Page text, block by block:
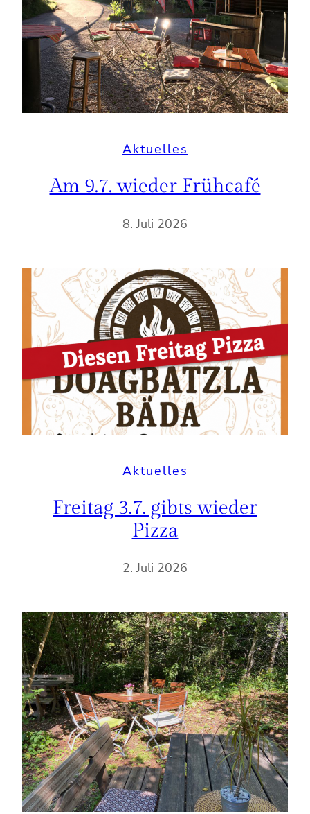
Aktuelles
Am 9.7. wieder Frühcafé
8. Juli 2026
Aktuelles
Freitag 3.7. gibts wieder
Pizza
2. Juli 2026